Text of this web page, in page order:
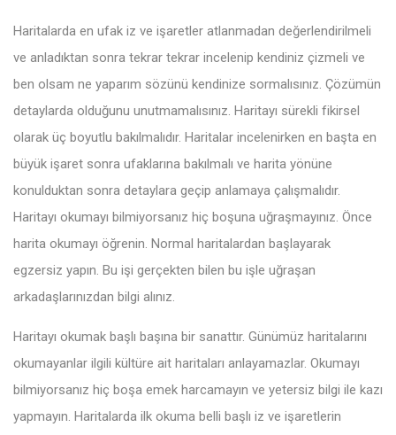
Haritalarda en ufak iz ve işaretler atlanmadan değerlendirilmeli
ve anladıktan sonra tekrar tekrar incelenip kendiniz çizmeli ve
ben olsam ne yaparım sözünü kendinize sormalısınız. Çözümün
detaylarda olduğunu unutmamalısınız. Haritayı sürekli fikirsel
olarak üç boyutlu bakılmalıdır. Haritalar incelenirken en başta en
büyük işaret sonra ufaklarına bakılmalı ve harita yönüne
konulduktan sonra detaylara geçip anlamaya çalışmalıdır.
Haritayı okumayı bilmiyorsanız hiç boşuna uğraşmayınız. Önce
harita okumayı öğrenin. Normal haritalardan başlayarak
egzersiz yapın. Bu işi gerçekten bilen bu işle uğraşan
arkadaşlarınızdan bilgi alınız.
Haritayı okumak başlı başına bir sanattır. Günümüz haritalarını
okumayanlar ilgili kültüre ait haritaları anlayamazlar. Okumayı
bilmiyorsanız hiç boşa emek harcamayın ve yetersiz bilgi ile kazı
yapmayın. Haritalarda ilk okuma belli başlı iz ve işaretlerin